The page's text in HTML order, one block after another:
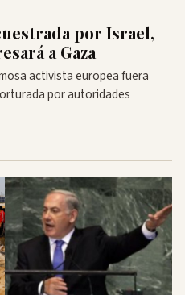
por Israel,
a Gaza
activista europea fuera
por autoridades